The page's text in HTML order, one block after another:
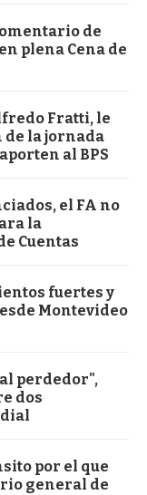
de
plena Cena de
Fratti, le
de la jornada
al BPS
el FA no
la
Cuentas
fuertes y
Montevideo
perdedor",
dos
por el que
general de